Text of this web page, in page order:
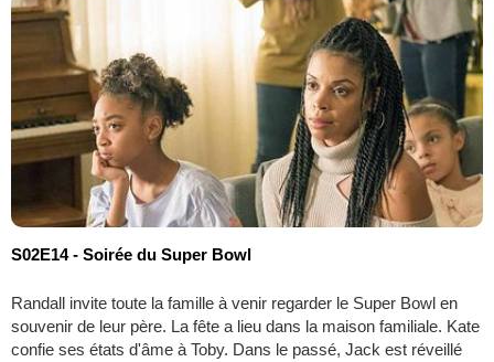
S02E14 - Soirée du Super Bowl
Randall invite toute la famille à venir regarder le Super Bowl en
souvenir de leur père. La fête a lieu dans la maison familiale. Kate
confie ses états d'âme à Toby. Dans le passé, Jack est réveillé